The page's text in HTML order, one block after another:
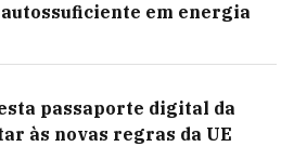
em energia
passaporte digital da
às novas regras da UE